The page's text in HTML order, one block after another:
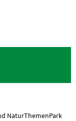
NaturThemenPark